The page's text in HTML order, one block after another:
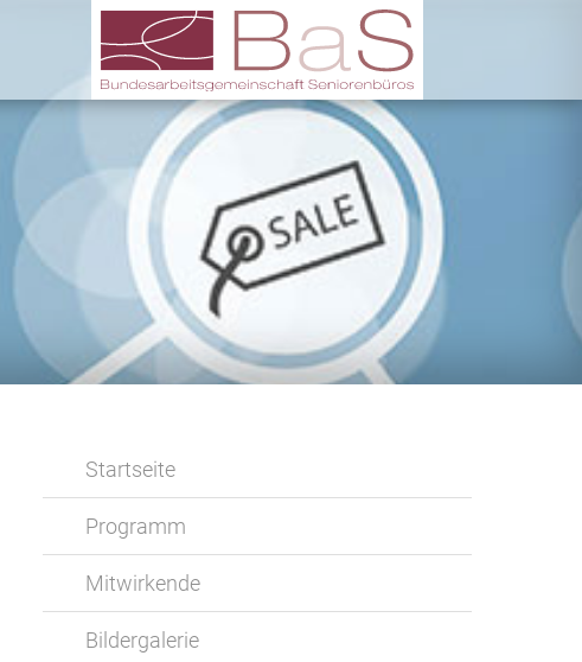
Startseite
Programm
Mitwirkende
Bildergalerie